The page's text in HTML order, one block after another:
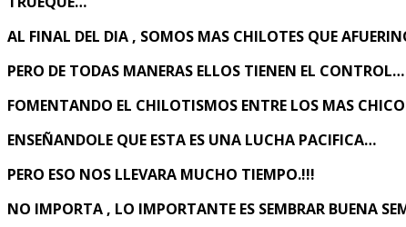
AL FINAL DEL DIA , SOMOS MAS CHILOTES QUE
PERO DE TODAS MANERAS ELLOS TIENEN EL CONTROL…
FOMENTANDO EL CHILOTISMOS ENTRE LOS MAS
ENSEÑANDOLE QUE ESTA ES UNA LUCHA PACIFICA…
PERO ESO NOS LLEVARA MUCHO TIEMPO.!!!
NO IMPORTA , LO IMPORTANTE ES SEMBRAR BUENA